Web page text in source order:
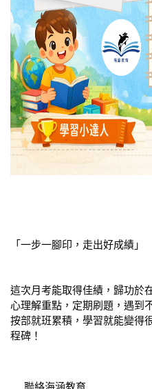
「一步一腳印，走出好成績 」
這次月考能取得佳績，歸功於
心理解重點，定期刷題，遇到
按部就班累積，學習就能變得
程碑！
聯絡海涵教育